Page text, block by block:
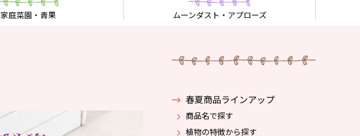
家庭菜園・青果 ムーンダスト ・アプローズ
春夏商品ラインアップ
商品名で探す
植物の特徴から探す